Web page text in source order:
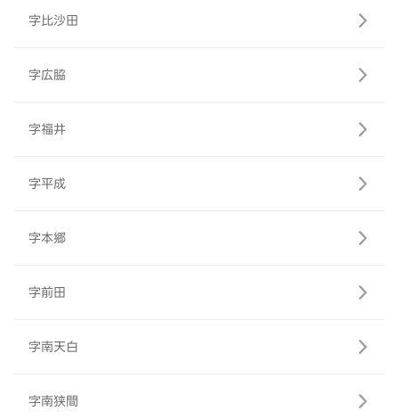
字比沙田
字広脇
字福井
字平成
字本郷
字前田
字南天白
字南狭間